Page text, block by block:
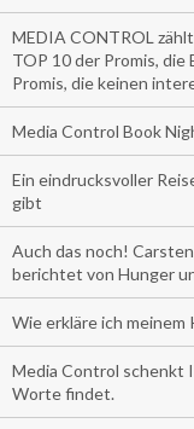
MEDIA CONTROL
TOP 10 der Promis,
Promis, die keinen
Media Control Book
Ein eindrucksvoller
gibt
Auch das noch!
berichtet von Hunger
Wie erkläre ich meinem
Media Control schenkt
Worte findet.